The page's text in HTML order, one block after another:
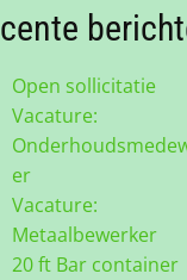
Open sollicitatie
Vacature:
er
Vacature:
Metaalbewerker
20 ft Bar container